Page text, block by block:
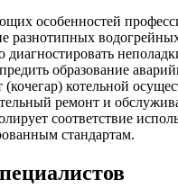
особенностей
разнотипных
диагностировать
образование
котельной
ремонт и
соответствие
стандартам.